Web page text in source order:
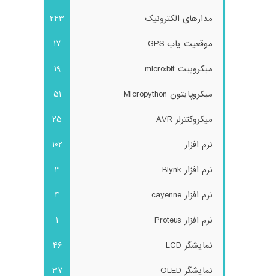
مدارهای الکترونیک
243
موقعیت یاب GPS
17
میکروبیت micro:bit
19
میکروپایتون Micropython
51
میکروکنترلر AVR
25
نرم افزار
102
نرم افزار Blynk
3
نرم افزار cayenne
4
نرم افزار Proteus
1
نمایشگر LCD
46
نمایشگر OLED
37